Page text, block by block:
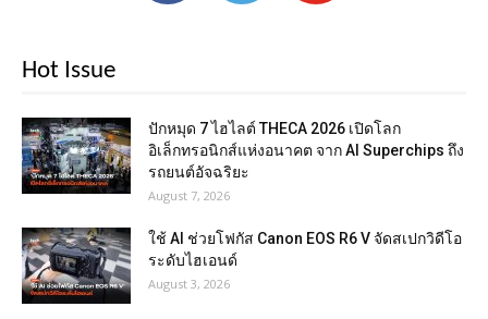
Hot Issue
ปักหมุด 7 ไฮไลต์ THECA 2026 เปิดโลก
อิเล็กทรอนิกส์แห่งอนาคต จาก AI Superchips ถึง
รถยนต์อัจฉริยะ
August 7, 2026
ใช้ AI ช่วยโฟกัส Canon EOS R6 V จัดสเปกวิดีโอ
ระดับไฮเอนด์
August 3, 2026